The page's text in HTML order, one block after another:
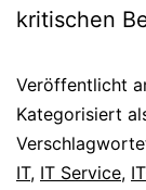
kritischen
Veröffentlicht
Kategorisiert
IT, IT Service,